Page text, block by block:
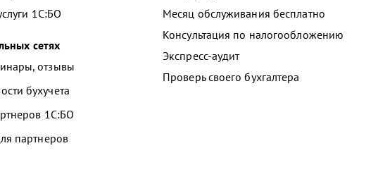
1С:БО
сетях
отзывы
бухучета
1С:БО
партнеров
Месяц обслуживания бесплатно
Консультация по налогообложению
Экспресс-аудит
Проверь своего бухгалтера